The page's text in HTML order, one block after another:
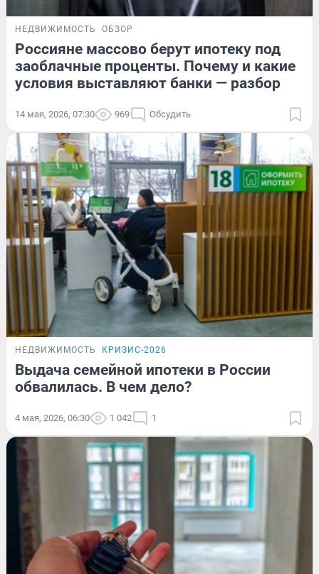
НЕДВИЖИМОСТЬ ОБЗОР
Россияне массово берут ипотеку под
заоблачные проценты. Почему и какие
условия выставляют банки — разбор
14 мая, 2026, 07:30 969 Обсудить
НЕДВИЖИМОСТЬ КРИЗИС-2026
Выдача семейной ипотеки в России
обвалилась. В чем дело?
4 мая, 2026, 06:30 1 042 1